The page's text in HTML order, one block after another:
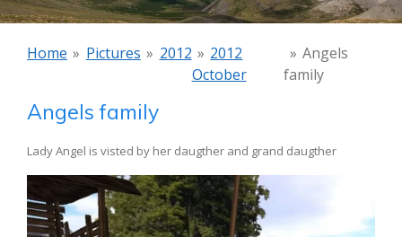
Home » Pictures » 2012 » 2012
October
» Angels
family
Angels family
Lady Angel is visted by her daugther and grand daugther